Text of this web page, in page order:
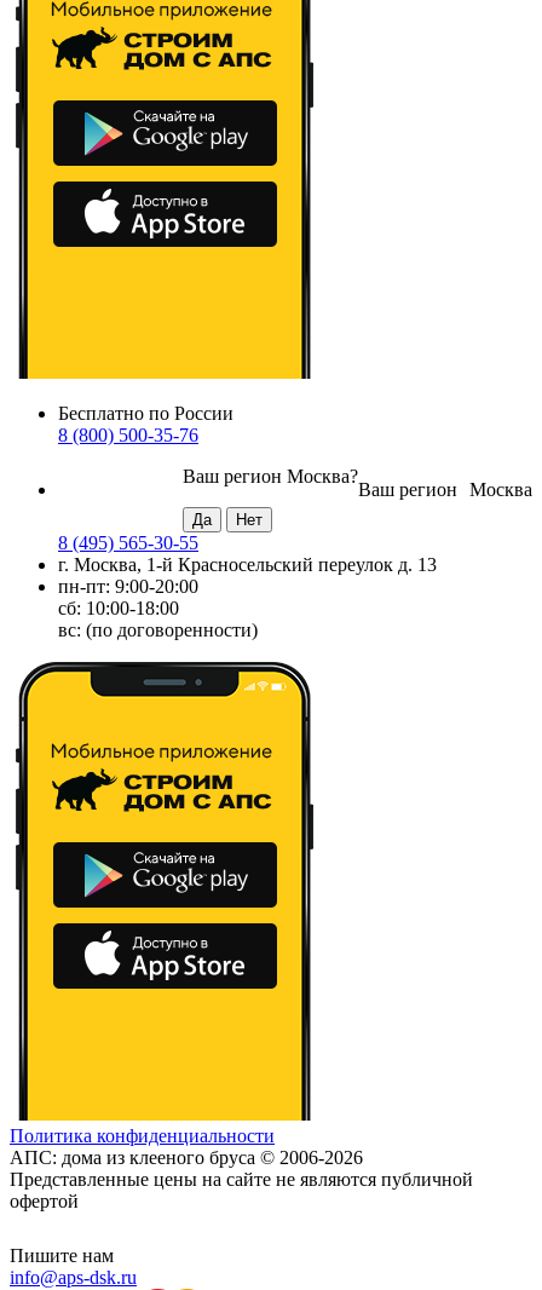
Бесплатно по России
8 (800) 500-35-76
Москва
Ваш регион
Ваш регион Москва?
8 (495) 565-30-55
г. Москва, 1-й Красносельский переулок д. 13
пн-пт: 9:00-20:00
сб: 10:00-18:00
вс: (по договоренности)
Политика конфиденциальности
АПС: дома из клееного бруса © 2006-2026
Представленные цены на сайте не являются публичной
офертой
Пишите нам
info@aps-dsk.ru